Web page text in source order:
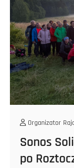
Organizator
Sonos
po